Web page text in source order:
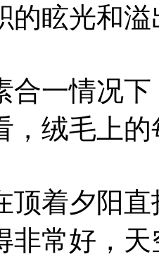
的眩光和
合一情况
，绒毛上
顶着夕阳
非常好，